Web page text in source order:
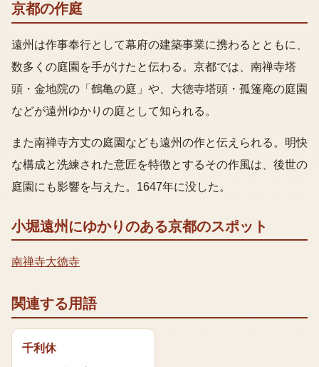
京都の作庭
遠州は作事奉行として幕府の建築事業に携わるとともに、
数多くの庭園を手がけたと伝わる。京都では、南禅寺塔
頭・金地院の「鶴亀の庭」や、大徳寺塔頭・孤篷庵の庭園
などが遠州ゆかりの庭として知られる。
また南禅寺方丈の庭園なども遠州の作と伝えられる。明快
な構成と洗練された意匠を特徴とするその作風は、後世の
庭園にも影響を与えた。1647年に没した。
小堀遠州 にゆかりのある京都のスポット
南禅寺大徳寺
関連する用語
千利休